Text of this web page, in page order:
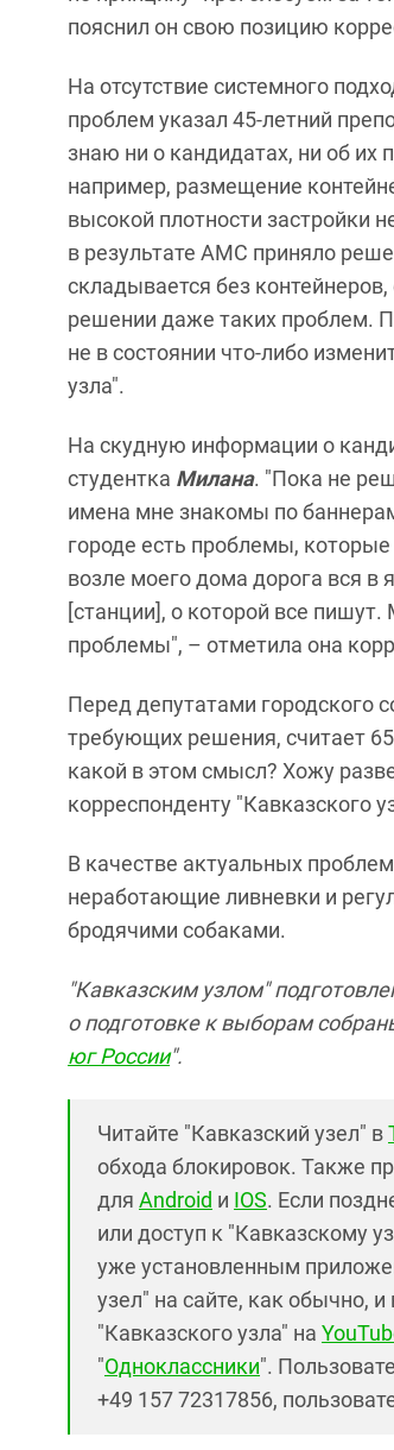
пояснил он свою позицию
На отсутствие системного
проблем указал 45-летний
знаю ни о кандидатах, ни об
например, размещение
высокой плотности застройки
в результате АМС приняло
складывается без
решении даже таких проблем.
не в состоянии что-либо
узла".
На скудную информации о
студентка Милана. "Пока не
имена мне знакомы по
городе есть проблемы,
возле моего дома дорога вся в
[станции], о которой все
проблемы", – отметила она
Перед депутатами городского
требующих решения, считает
какой в этом смысл? Хожу
корреспонденту "Кавказского
В качестве актуальных
неработающие ливневки и
бродячими собаками.
"Кавказским узлом"
о подготовке к выборам
юг России".
Читайте "Кавказский узел" в
обхода блокировок. Также
для Android и IOS. Если
или доступ к "Кавказскому
уже установленным
узел" на сайте, как обычно, и
"Кавказского узла" на
"Одноклассники".
+49 157 72317856,